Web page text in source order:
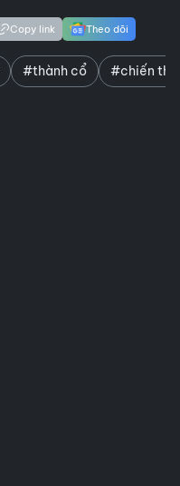
Copy link Theo dõi
#thành cổ #chiến